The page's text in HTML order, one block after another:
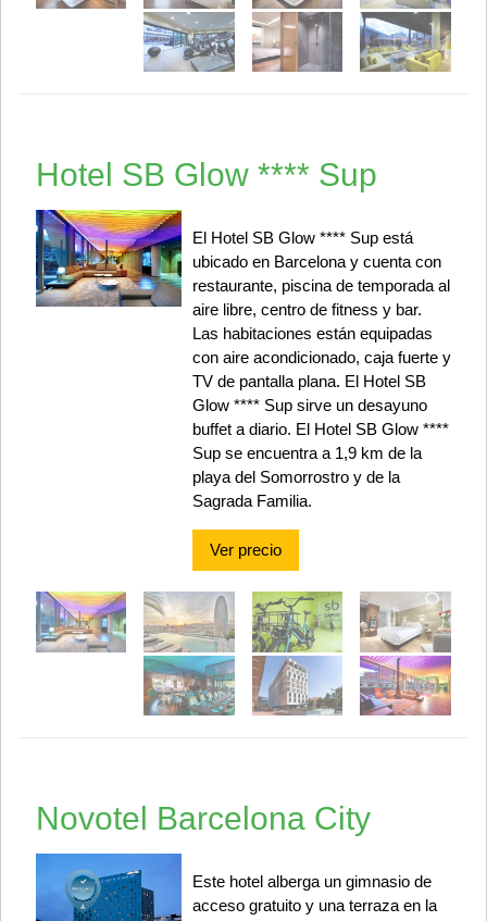
Hotel SB Glow **** Sup
El Hotel SB Glow **** Sup está
ubicado en Barcelona y cuenta con
restaurante, piscina de temporada al
aire libre, centro de fitness y bar.
Las habitaciones están equipadas
con aire acondicionado, caja fuerte y
TV de pantalla plana. El Hotel SB
Glow **** Sup sirve un desayuno
buffet a diario. El Hotel SB Glow ****
Sup se encuentra a 1,9 km de la
playa del Somorrostro y de la
Sagrada Familia.
Ver precio
Novotel Barcelona City
Este hotel alberga un gimnasio de
acceso gratuito y una terraza en la